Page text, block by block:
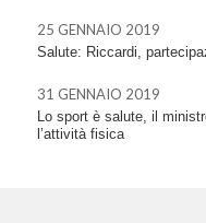
25 GENNAIO 2019
Salute: Riccardi,
31 GENNAIO 2019
Lo sport è salute, il
l’attività fisica